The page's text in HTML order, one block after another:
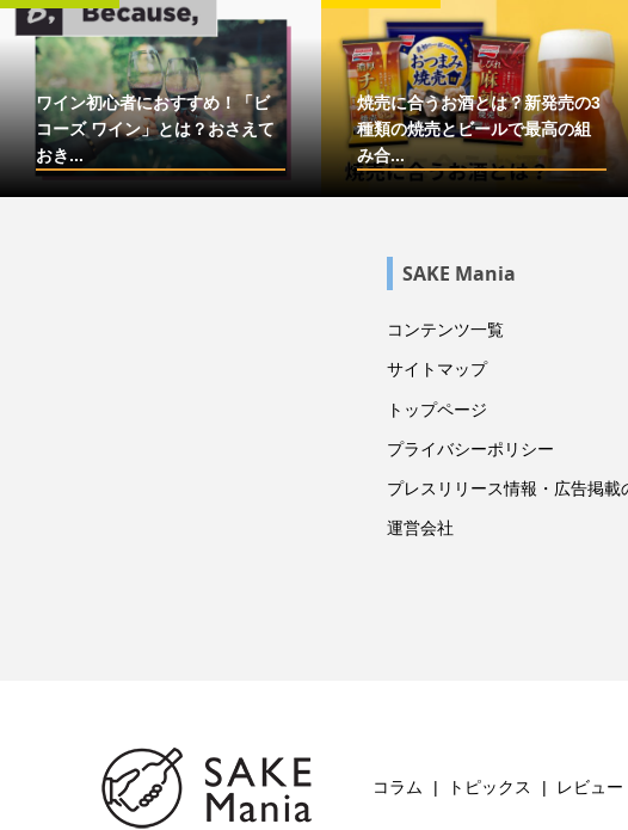
ワイン初心者におすすめ！「ビ
コーズ ワイン」とは？おさえて
おき...
焼売に合うお酒とは？新発売の3
種類の焼売とビールで最高の組
み合...
SAKE Mania
コンテンツ一覧
サイトマップ
トップページ
プライバシーポリシー
プレスリリース情報・広告掲載
運営会社
コラム トピックス レビュー